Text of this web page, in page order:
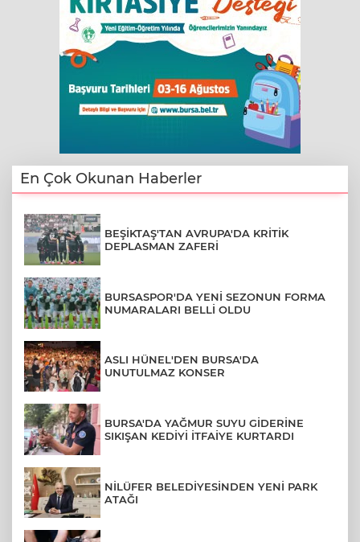
En Çok Okunan Haberler
BEŞİKTAŞ'TAN AVRUPA'DA KRİTİK
DEPLASMAN ZAFERİ
BURSASPOR'DA YENİ SEZONUN FORMA
NUMARALARI BELLİ OLDU
ASLI HÜNEL'DEN BURSA'DA
UNUTULMAZ KONSER
BURSA'DA YAĞMUR SUYU GİDERİNE
SIKIŞAN KEDİYİ İTFAİYE KURTARDI
NİLÜFER BELEDİYESİNDEN YENİ PARK
ATAĞI